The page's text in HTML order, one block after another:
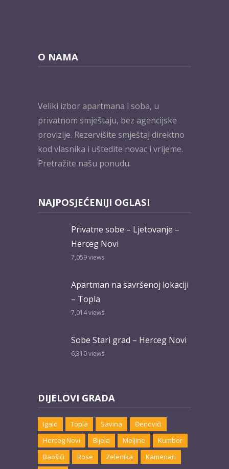
O NAMA
Veliki izbor apartmana i soba, u
privatnom smještaju, bez agencijske
provizije. Rezervišite smještaj direktno
kod vlasnika i uštedite novac i vrijeme.
Pretražite našu ponudu.
NAJPOSJEĆENIJI OGLASI
Privatne sobe – Ljetovanje –
Herceg Novi
7,059views
Apartman na savršenoj lokaciji
– Topla
7,014views
Sobe Stari grad – Herceg Novi
6,310views
DIJELOVI GRADA
Igalo Topla Savina
Đenovići
Herceg Novi
Bijela Meljine
Kumbor
Baošići
Rose Zelenika
Kamenari